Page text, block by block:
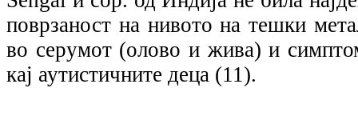
поврзаност на нивото на тешки
во серумот (олово и жива) и
кај аутистичните деца (11).